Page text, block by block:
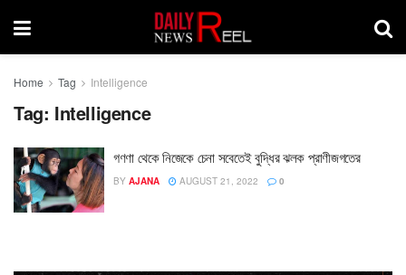
Home Tag Intelligence
Tag: Intelligence
গণণা থেকে নিজেকে চেনা সবেতেই বুদ্ধির ঝলক প্রাণীজগতের
BY AJANA AUGUST 21, 2022 0